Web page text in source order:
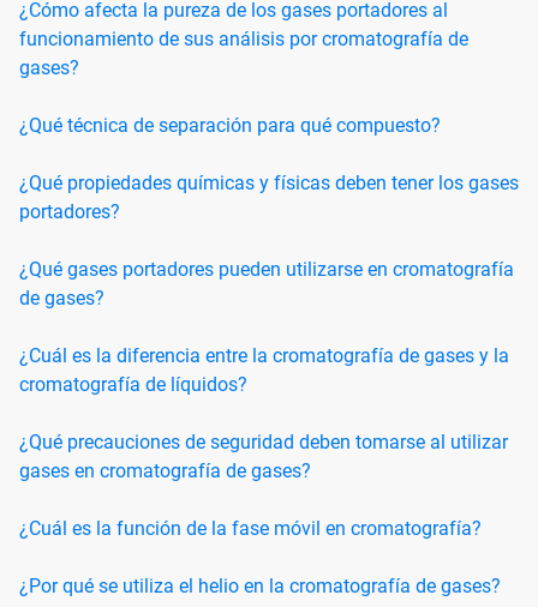
¿Cómo afecta la pureza de los gases portadores al
funcionamiento de sus análisis por cromatografía de
gases?
¿Qué técnica de separación para qué compuesto?
¿Qué propiedades químicas y físicas deben tener los gases
portadores?
¿Qué gases portadores pueden utilizarse en cromatografía
de gases?
¿Cuál es la diferencia entre la cromatografía de gases y la
cromatografía de líquidos?
¿Qué precauciones de seguridad deben tomarse al utilizar
gases en cromatografía de gases?
¿Cuál es la función de la fase móvil en cromatografía?
¿Por qué se utiliza el helio en la cromatografía de gases?